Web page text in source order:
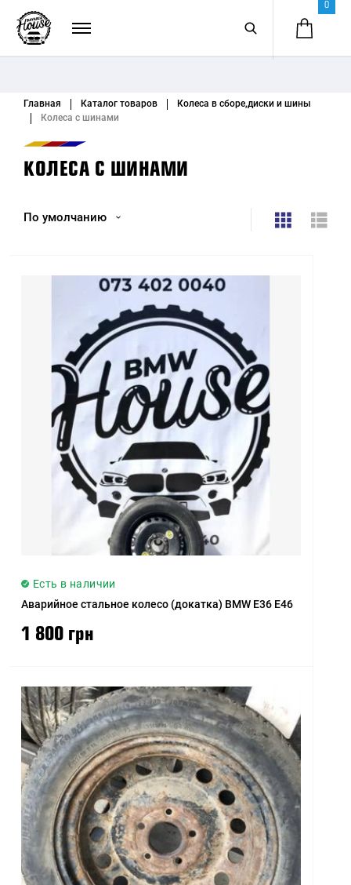
0
Главная Каталог товаров
Колеса в сборе,диски и шины
Колеса с шинами
КОЛЕСА С ШИНАМИ
По умолчанию
Название (А - Я)
Название (Я - А)
Цена (низкая > высокая)
Цена (высокая > низкая)
Рейтинг (начиная с
высокого)
Рейтинг (начиная с
низкого)
Модель (А - Я)
Модель (Я - А)
Есть в наличии
Аварийное стальное колесо (докатка) BMW E36 E46
1 800 грн